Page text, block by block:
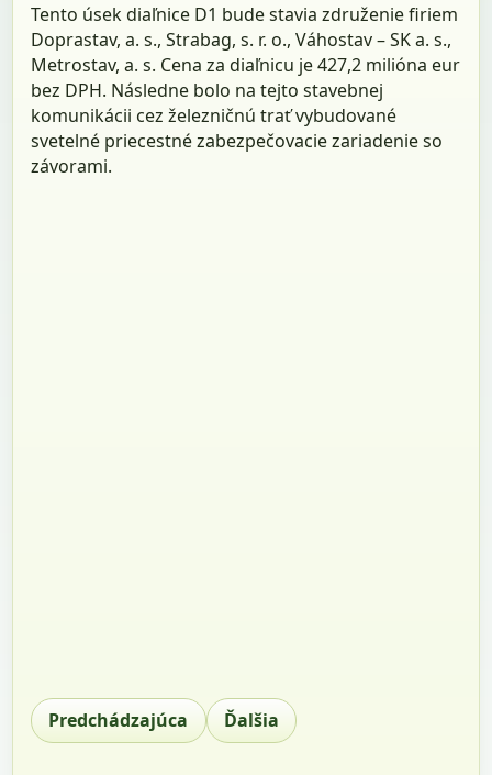
Tento úsek diaľnice D1 bude stavia združenie firiem
Doprastav, a. s., Strabag, s. r. o., Váhostav – SK a. s.,
Metrostav, a. s. Cena za diaľnicu je 427,2 milióna eur
bez DPH. Následne bolo na tejto stavebnej
komunikácii cez železničnú trať vybudované
svetelné priecestné zabezpečovacie zariadenie so
závorami.
Predchádzajúca Ďalšia